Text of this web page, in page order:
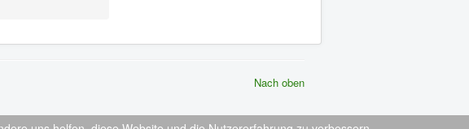
Nach oben